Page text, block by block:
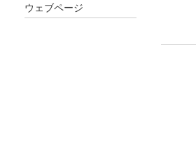
ウェブページ